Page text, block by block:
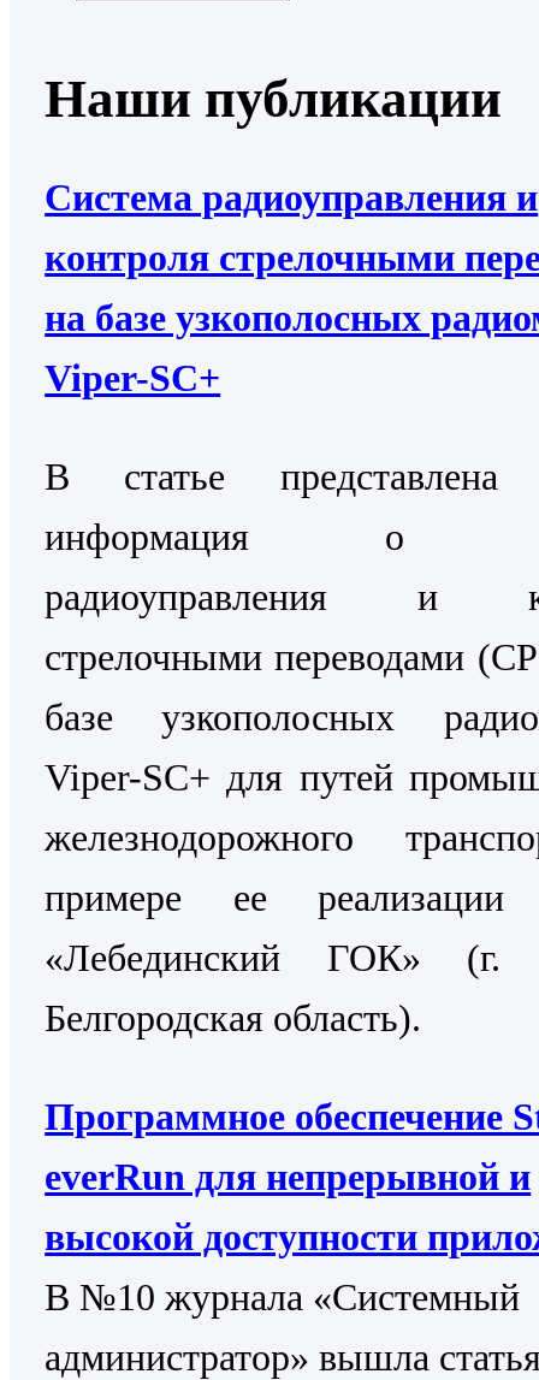
Наши публикации
Система радиоуправления и
контроля стрелочными
на базе узкополосных
Viper-SC+
В статье представлена
информация о
радиоуправления и
стрелочными переводами
базе узкополосных
Viper-SC+ для путей
железнодорожного
примере ее
«Лебединский ГОК» (г.
Белгородская область).
Программное обеспечение
everRun для непрерывной и
высокой доступности
В №10 журнала «Системный
администратор» вышла